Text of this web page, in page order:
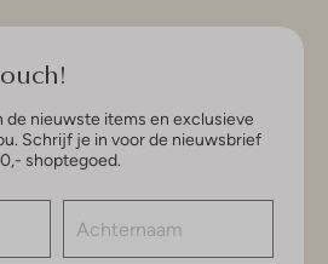
de nieuwste items en exclusieve
Schrijf je in voor de nieuwsbrief
shoptegoed.